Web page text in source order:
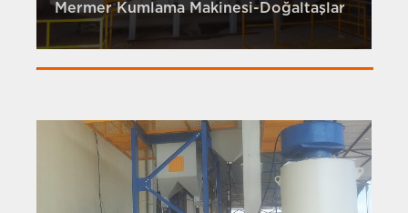
Mermer Kumlama Makinesi-Doğaltaşlar